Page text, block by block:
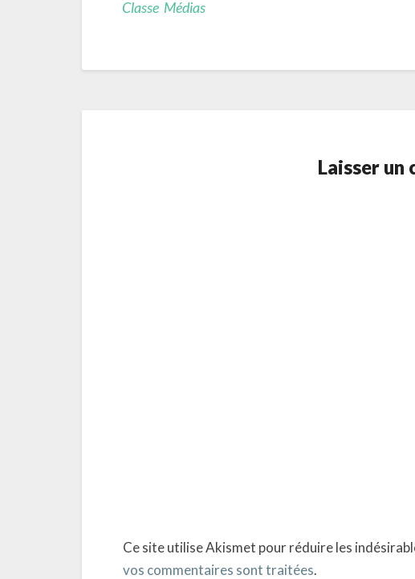
Classe Médias
Laisser un
Ce site utilise Akismet pour réduire les
vos commentaires sont traitées.